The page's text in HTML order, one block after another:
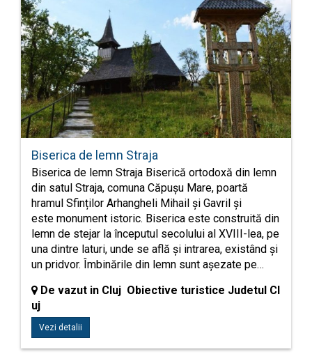
Biserica de lemn Straja
Biserica de lemn Straja Biserică ortodoxă din lemn
din satul Straja, comuna Căpușu Mare, poartă
hramul Sfinților Arhangheli Mihail și Gavril și
este monument istoric. Biserica este construită din
lemn de stejar la începutul secolului al XVIII-lea, pe
una dintre laturi, unde se află și intrarea, existând și
un pridvor. Îmbinările din lemn sunt așezate pe…
De vazut in Cluj Obiective turistice Judetul Cl
uj
Vezi detalii